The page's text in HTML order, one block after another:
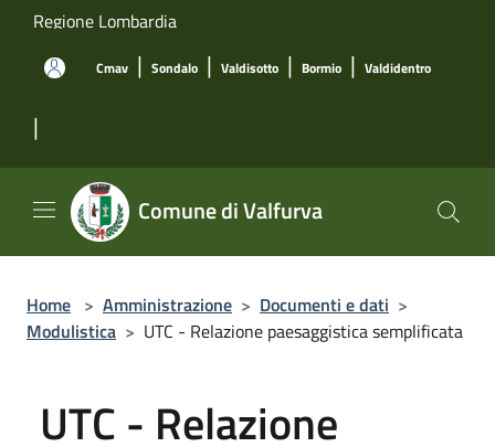
Salta al contenuto principale
Regione Lombardia
Cmav | Sondalo | Valdisotto | Bormio | Valdidentro
|
Comune di Valfurva
Home > Amministrazione > Documenti e dati >
Modulistica > UTC - Relazione paesaggistica semplificata
UTC - Relazione